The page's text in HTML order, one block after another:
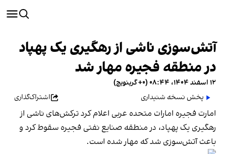
آتش‌سوزی ناشی از رهگیری یک پهپاد
در منطقه فجیره مهار شد
۱۲ اسفند ۱۴۰۴، ۰۸:۴۴ (‎+۰ گرینویچ)
پخش نسخه شنیداری
اشتراک‌گذاری
امارت فجیره امارات متحده عربی اعلام کرد ترکش‌های ناشی از
رهگیری یک پهپاد، در منطقه صنایع نفتی فجیره سقوط کرد و
باعث آتش‌سوزی شد که مهار شده است.